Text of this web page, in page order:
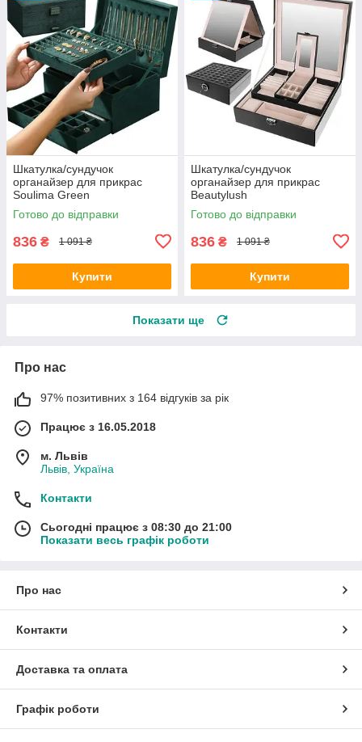
Шкатулка/сундучок
органайзер для прикрас
Soulima Green
Готово до відправки
836 ₴ 1 091 ₴
Купити
Шкатулка/сундучок
органайзер для прикрас
Beautylush
Готово до відправки
836 ₴ 1 091 ₴
Купити
Показати ще
Про нас
97% позитивних з 164 відгуків за рік
Працює з 16.05.2018
м. Львів
Львів, Україна
Контакти
Сьогодні працює з 08:30 до 21:00
Показати весь графік роботи
Про нас
Контакти
Доставка та оплата
Графік роботи